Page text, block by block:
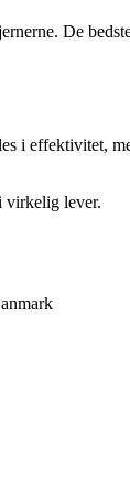
De
i effektivitet,
virkelig lever.